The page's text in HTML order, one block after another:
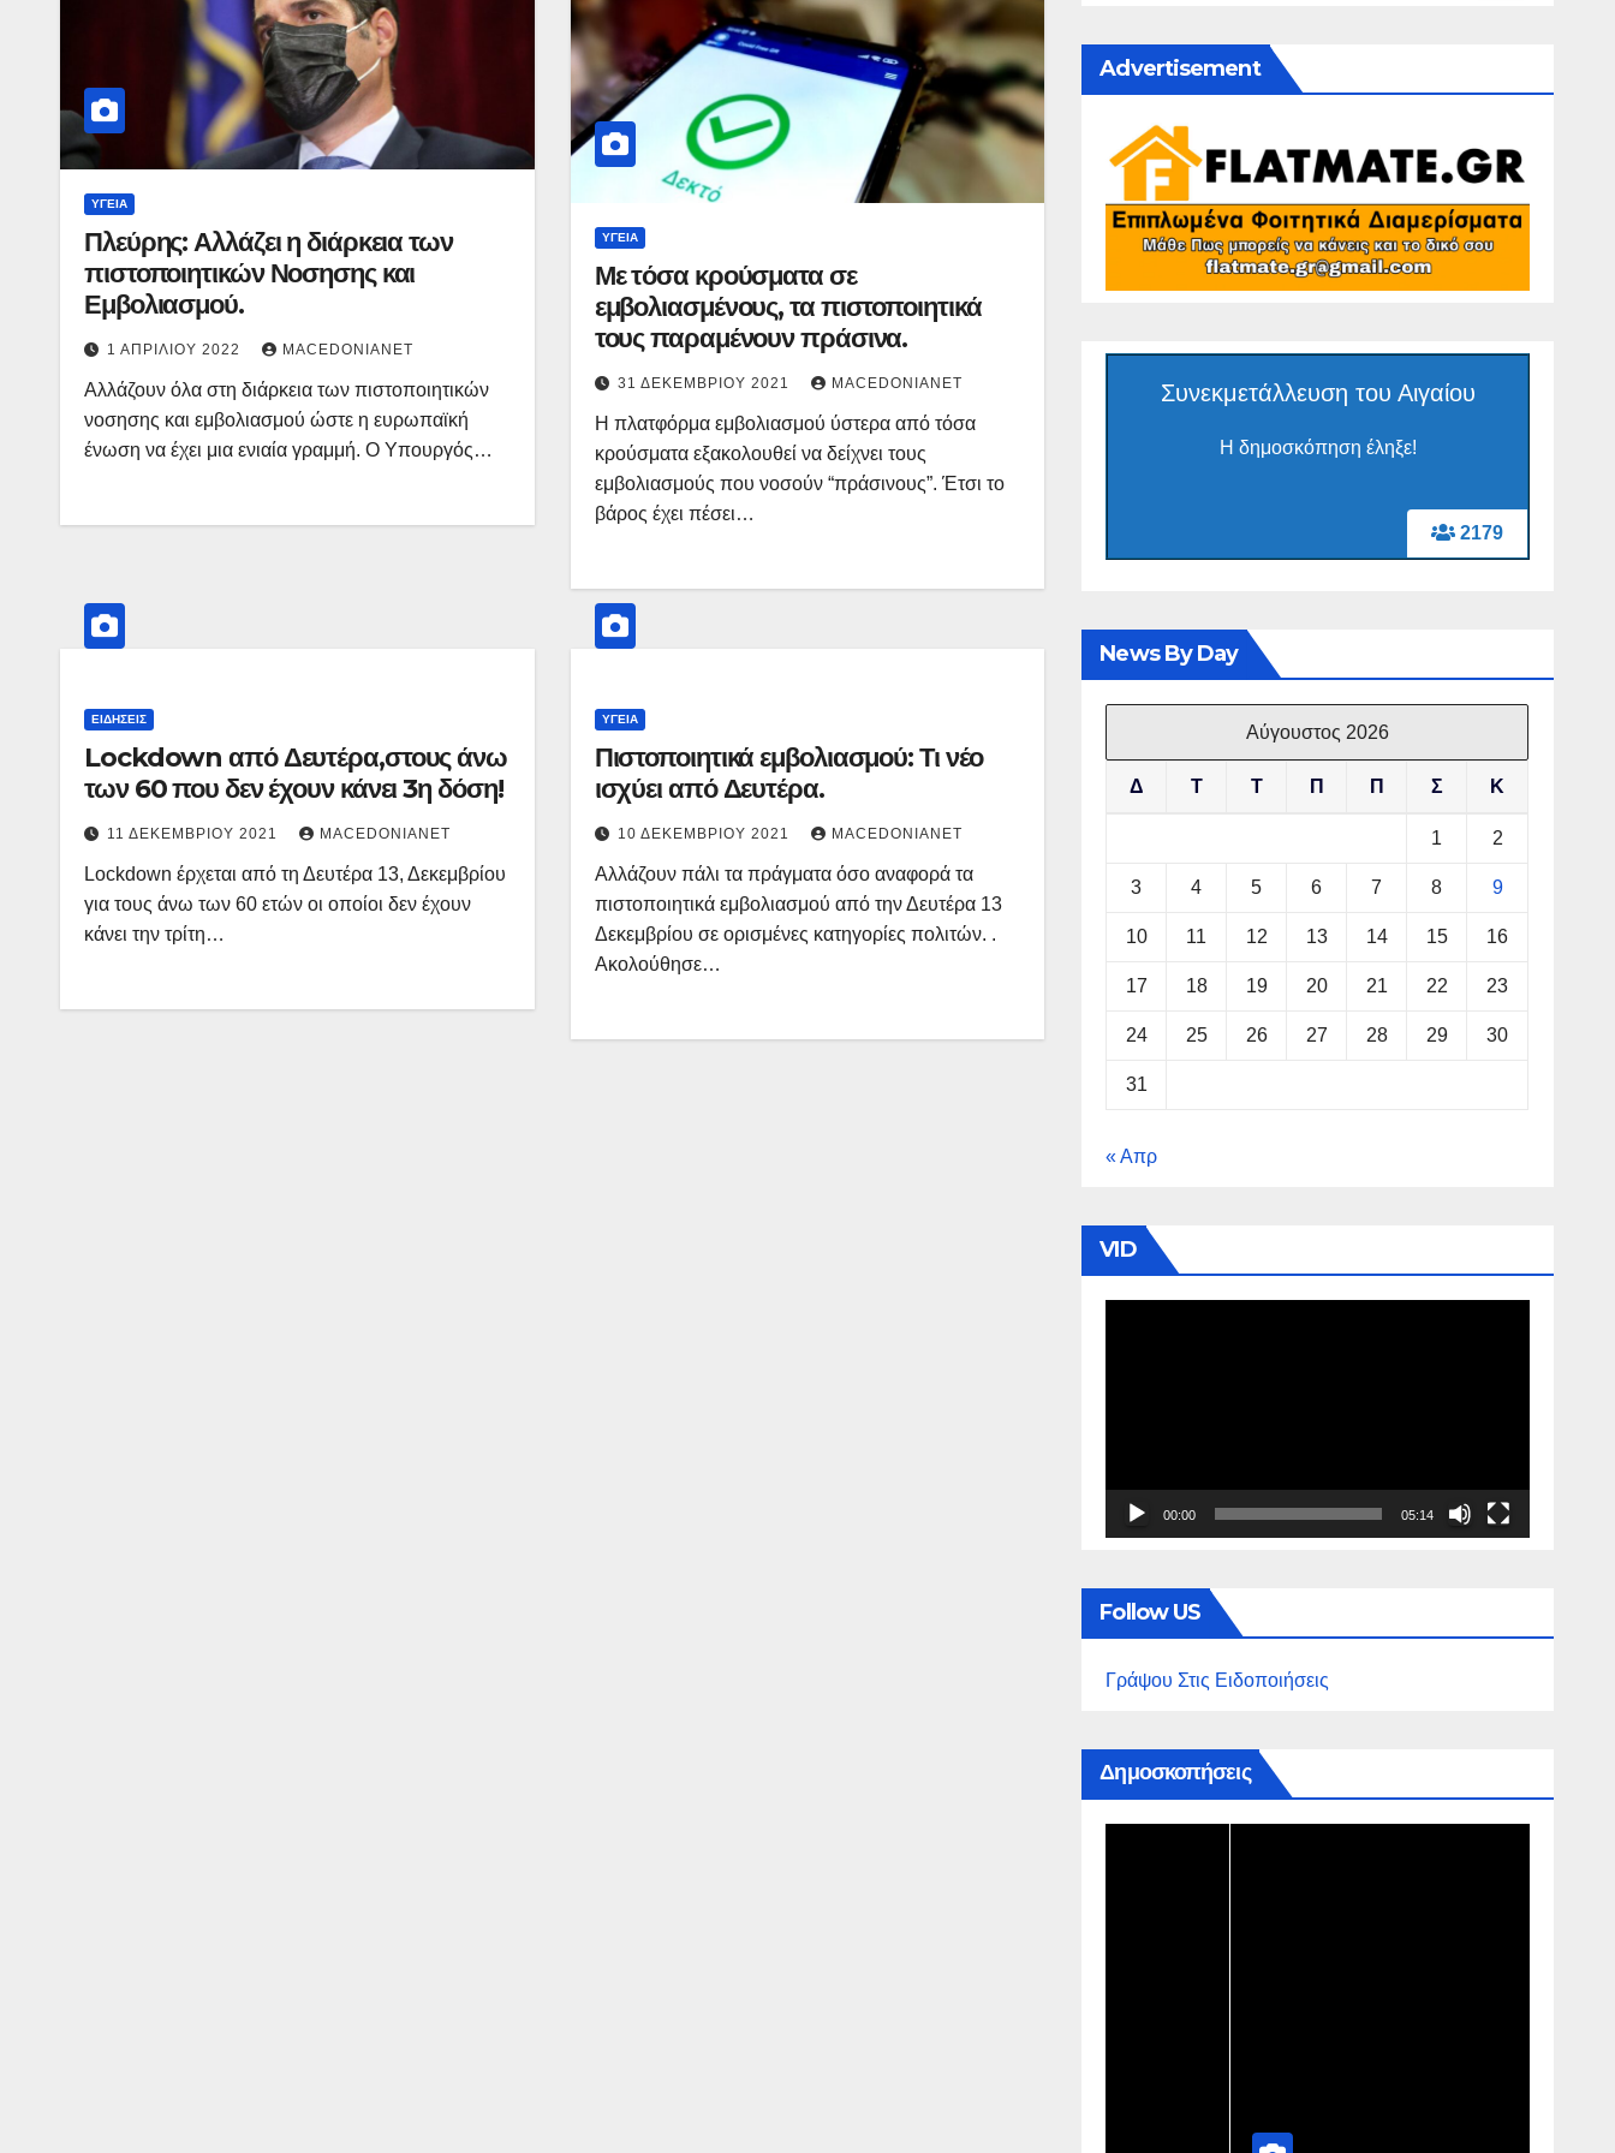
ΥΓΕΊΑ
Πλεύρης: Αλλάζει η διάρκεια των
πιστοποιητικών Νοσησης και
Εμβολιασμού.
1 ΑΠΡΙΛΊΟΥ 2022 MACEDONIANET
Αλλάζουν όλα στη διάρκεια των πιστοποιητικών
νοσησης και εμβολιασμού ώστε η ευρωπαϊκή
ένωση να έχει μια ενιαία γραμμή. Ο Υπουργός…
ΥΓΕΊΑ
Με τόσα κρούσματα σε
εμβολιασμένους, τα πιστοποιητικά
τους παραμένουν πράσινα.
31 ΔΕΚΕΜΒΡΊΟΥ 2021 MACEDONIANET
Η πλατφόρμα εμβολιασμού ύστερα από τόσα
κρούσματα εξακολουθεί να δείχνει τους
εμβολιασμούς που νοσούν “πράσινους”. Έτσι το
βάρος έχει πέσει…
ΕΙΔΉΣΕΙΣ
Lockdown από Δευτέρα,στους άνω
των 60 που δεν έχουν κάνει 3η δόση!
11 ΔΕΚΕΜΒΡΊΟΥ 2021 MACEDONIANET
Lockdown έρχεται από τη Δευτέρα 13, Δεκεμβρίου
για τους άνω των 60 ετών οι οποίοι δεν έχουν
κάνει την τρίτη…
ΥΓΕΊΑ
Πιστοποιητικά εμβολιασμού: Τι νέο
ισχύει από Δευτέρα.
10 ΔΕΚΕΜΒΡΊΟΥ 2021 MACEDONIANET
Αλλάζουν πάλι τα πράγματα όσο αναφορά τα
πιστοποιητικά εμβολιασμού από την Δευτέρα 13
Δεκεμβρίου σε ορισμένες κατηγορίες πολιτών. .
Ακολούθησε…
Advertisement
2179
Συνεκμετάλλευση του Αιγαίου
Η δημοσκόπηση έληξε!
News By Day
Αύγουστος 2026
Δ Τ Τ Π Π Σ Κ
1 2
3 4 5 6 7 8 9
10 11 12 13 14 15 16
17 18 19 20 21 22 23
24 25 26 27 28 29 30
31
« Απρ
VID
00:00 05:14
Follow US
Γράψου Στις Ειδοποιήσεις
Δημοσκοπήσεις